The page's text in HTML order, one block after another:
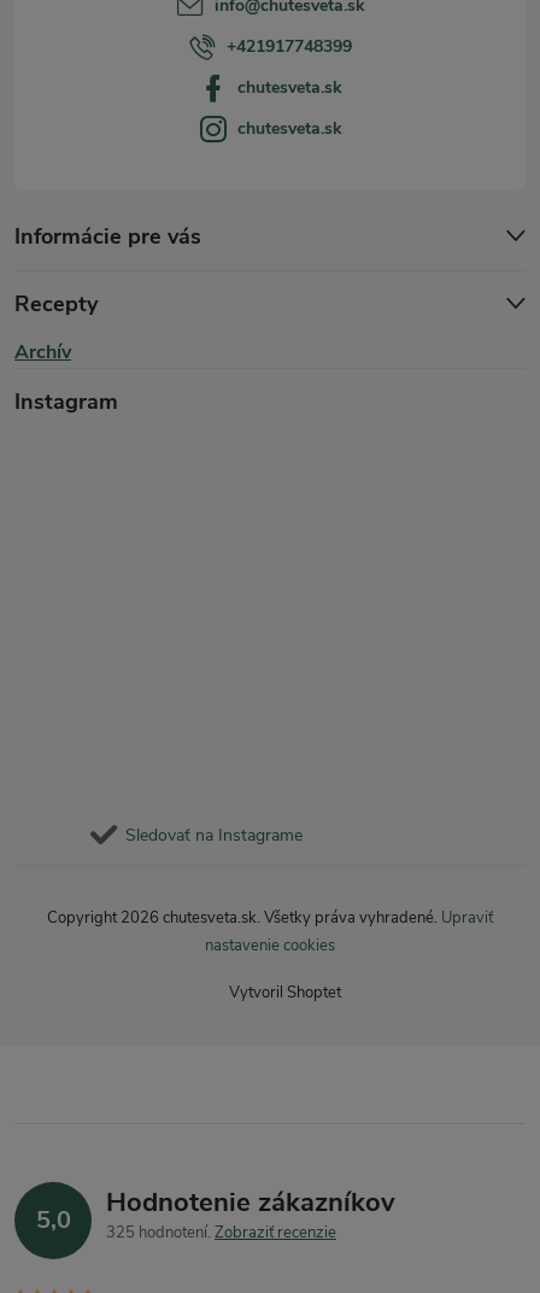
info@chutesveta.sk
+421917748399
chutesveta.sk
chutesveta.sk
Informácie pre vás
Recepty
Archív
Instagram
Sledovať na Instagrame
Vytvoril Shoptet
Copyright 2026 chutesveta.sk. Všetky práva vyhradené. Upraviť
nastavenie cookies
5,0 Hodnotenie zákazníkov
325 hodnotení Zobraziť recenzie